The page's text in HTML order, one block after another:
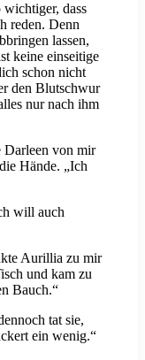
dass
reden. Denn
lassen,
keine einseitige
schon nicht
den Blutschwur
nur nach ihm
Darleen von mir
Hände. „Ich
will auch
Aurillia zu mir
und kam zu
Bauch.“
tat sie,
ein wenig.“